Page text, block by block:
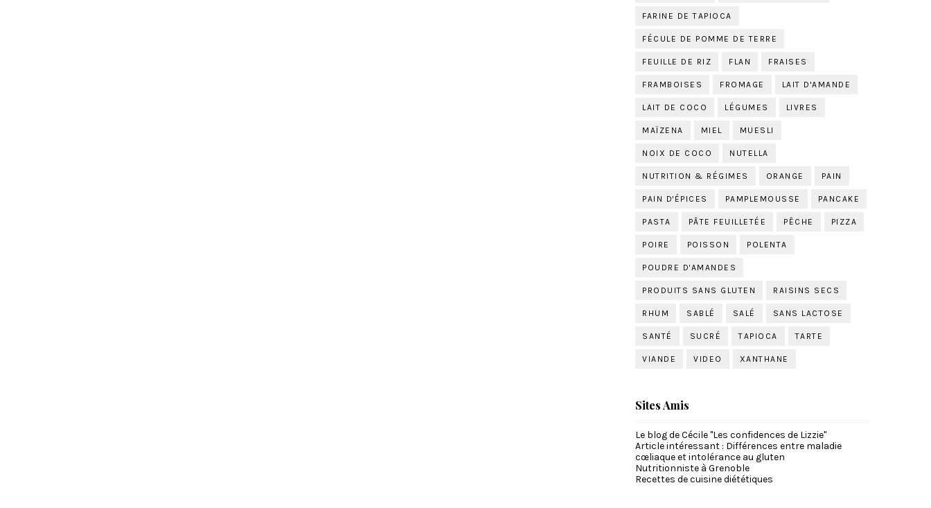
FARINE DE TAPIOCA
FÉCULE DE POMME DE TERRE
FEUILLE DE RIZ FLAN FRAISES
FRAMBOISES FROMAGE LAIT D'AMANDE
LAIT DE COCO LÉGUMES LIVRES
MAÏZENA MIEL MUESLI
NOIX DE COCO NUTELLA
NUTRITION & RÉGIMES ORANGE PAIN
PAIN D'ÉPICES PAMPLEMOUSSE PANCAKE
PASTA PÂTE FEUILLETÉE PÊCHE PIZZA
POIRE POISSON POLENTA
POUDRE D'AMANDES
PRODUITS SANS GLUTEN RAISINS SECS
RHUM SABLÉ SALÉ SANS LACTOSE
SANTÉ SUCRÉ TAPIOCA TARTE
VIANDE VIDEO XANTHANE
Sites Amis
Le blog de Cécile "Les confidences de Lizzie"
Article intéressant : Différences entre maladie
cœliaque et intolérance au gluten
Nutritionniste à Grenoble
Recettes de cuisine diététiques